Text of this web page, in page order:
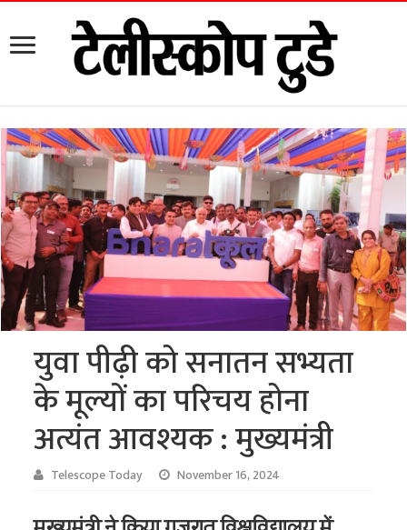
युवा पीढ़ी को सनातन सभ्यता
के मूल्यों का परिचय होना
अत्यंत आवश्यक : मुख्यमंत्री
Telescope Today November 16, 2024